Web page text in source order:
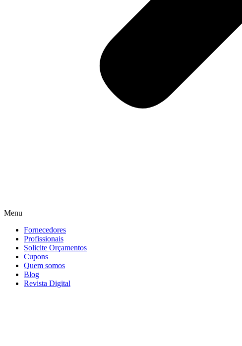
Menu
Fornecedores
Profissionais
Solicite Orçamentos
Cupons
Quem somos
Blog
Revista Digital